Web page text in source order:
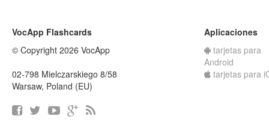
VocApp Flashcards
© Copyright 2026 VocApp
02-798 Mielczarskiego 8/58
Warsaw, Poland (EU)
Aplicaciones
tarjetas para
Android
tarjetas para